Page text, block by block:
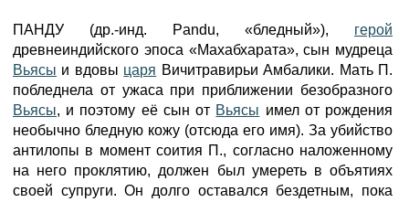
ПАНДУ (др.-инд. Pаndu, «бледный»), герой
древнеиндийского эпоса «Махабхарата», сын мудреца
Вьясы и вдовы царя Вичитравирьи Амбалики. Мать П.
побледнела от ужаса при приближении безобразного
Вьясы, и поэтому её сын от Вьясы имел от рождения
необычно бледную кожу (отсюда его имя). За убийство
антилопы в момент соития П., согласно наложенному
на него проклятию, должен был умереть в объятиях
своей супруги. Он долго оставался бездетным, пока